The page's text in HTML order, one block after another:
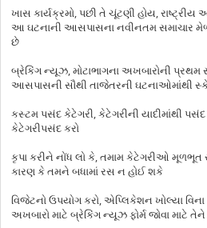
ખાસ કાર્યક્રમો, પછી તે ચૂંટણી હોય,
આ ઘટનાની આસપાસના નવીનતમ સમાચાર
છે
બ્રેકિંગ ન્યૂઝ, મોટાભાગના અખબારોની પ્રથમ
આસપાસની સૌથી તાજેતરની ઘટનાઓમાંથી
કસ્ટમ પસંદ કેટેગરી, કેટેગરીની યાદીમાંથી
કેટેગરીપસંદ કરો
કૃપા કરીને નોંધ લો કે, તમામ કેટેગરીઓ મૂળભૂત
કારણ કે તમને બધામાં રસ ન હોઈ શકે
વિજેટનો ઉપયોગ કરો, એપ્લિકેશન ખોલ્યા વિના
અખબારો માટે બ્રેકિંગ ન્યૂઝ ફોર્મ જોવા માટે